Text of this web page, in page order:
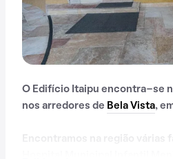
O Edifício Itaipu encontra-se
nos arredores de Bela Vista,